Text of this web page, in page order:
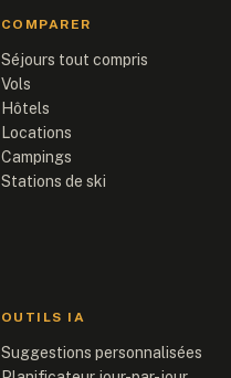
COMPARER
Séjours tout compris
Vols
Hôtels
Locations
Campings
Stations de ski
OUTILS IA
Suggestions personnalisées